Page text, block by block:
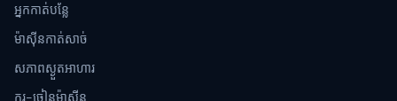
អ្នកកាត់បន្លែ
ម៉ាស៊ីនកាត់សាច់
សភាពស្ងួតអាហារ
កុរ-ចៀនម៉ាស៊ីន